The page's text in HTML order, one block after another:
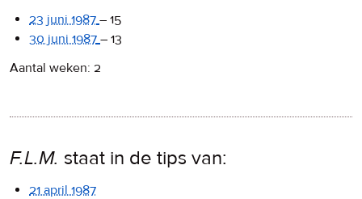
23 juni 1987 – 15
30 juni 1987 – 13
Aantal weken: 2
F.L.M. staat in de tips van:
21 april 1987